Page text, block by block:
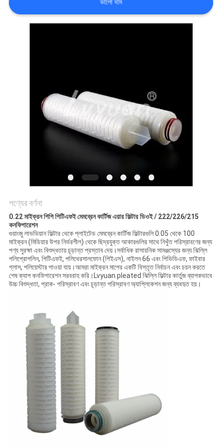
খবর
POLICY
ভালো দাম
পণ্যের বর্ণনা
0.22 মাইক্রন পিপি পিটিএফই মেমব্রেন কার্টিজ এয়ার ফিল্টার ডিওই / 222/226/215
কনফিগারেশন
গুয়াংজু লাভভিয়ান ফিল্টার থেকে প্লাইটেড মেমব্রেন কার্টিজ ফিল্টারগুলি 0.05 থেকে 100
মাইক্রন (মিডিয়ার উপর নির্ভরশীল) থেকে ছিদ্রযুক্ত আকারগুলির সাথে নিখুঁত পরিস্রাবণের জন্য
পণ্য সুরক্ষা এবং বিশুদ্ধতায় চূড়ান্ত প্রস্তাব দেয়।সর্বাধিক রাসায়নিক সামঞ্জস্যের জন্য ঝিল্লি
পলিপ্রোপলিন, পিটিএফই, পলিথেরসালফোন (পিইএস), নাইলন 66 এবং পিভিডিএফ, ফাইবার
গ্লাস, পলিয়েস্টার পাওয়া যায়।আমরা মাইক্রন মাপের একটি বিস্তৃত নির্বাচন এবং চয়ন করতে
শেষ ক্যাপ কনফিগারেশন সরবরাহ করি।Lvyuan pleated ঝিল্লি ফিল্টার কার্তুজ ব্যাপকভাবে
উচ্চ বিশুদ্ধতা, প্রাক- পরিস্রাবণ এবং চূড়ান্ত পরিস্রাবণ অ্যাপ্লিকেশন জন্য ব্যবহৃত হয়।